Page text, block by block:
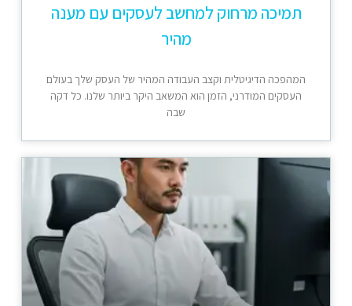
תמיכה מרחוק למחשב לעסקים עם מענה
מהיר
המהפכה הדיגיטלית וקצב העבודה המהיר של העסק שלך בעולם
העסקים המודרני, הזמן הוא המשאב היקר ביותר שלנו. כל דקה
שבה